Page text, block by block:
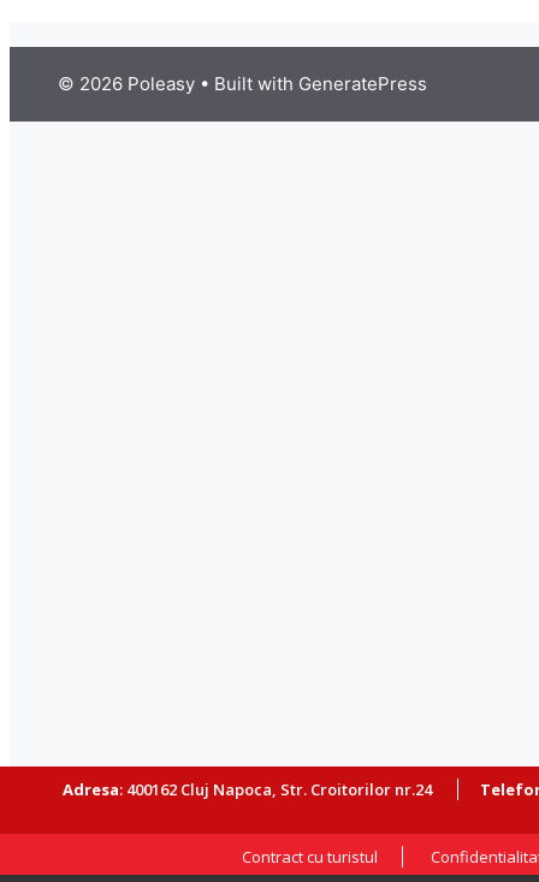
Adresa: 400162 Cluj Napoca, Str. Croitorilor nr.24
Contract cu turistul